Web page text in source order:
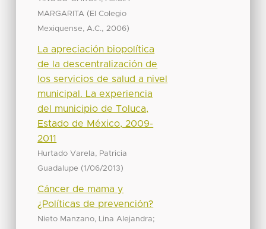
MARGARITA ( El Colegio
Mexiquense, A.C., 2006)
La apreciación biopolítica
de la descentralización de
los servicios de salud a nivel
municipal. La experiencia
del municipio de Toluca,
Estado de México, 2009-
2011
Hurtado Varela, Patricia
Guadalupe (1/06/2013)
Cáncer de mama y
¿Políticas de prevención?
Nieto Manzano, Lina Alejandra;